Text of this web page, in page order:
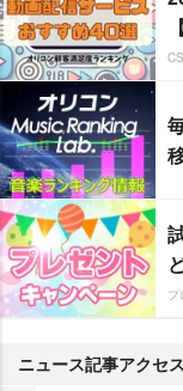
プ
ニュース記事アクセ